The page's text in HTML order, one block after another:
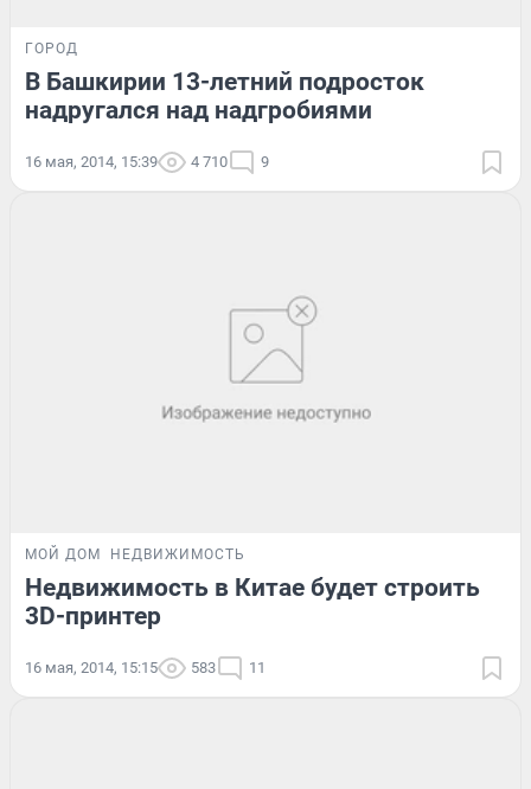
ГОРОД
В Башкирии 13-летний подросток
надругался над надгробиями
16 мая, 2014, 15:39 4 710 9
МОЙ ДОМ НЕДВИЖИМОСТЬ
Недвижимость в Китае будет строить
3D-принтер
16 мая, 2014, 15:15 583 11